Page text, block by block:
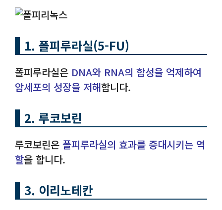
1. 폴피루라실(5-FU)
폴피루라실은 DNA와 RNA의 합성을 억제하여
암세포의 성장을 저해합니다.
2. 루코보린
루코보린은 폴피루라실의 효과를 증대시키는 역
할을 합니다.
3. 이리노테칸